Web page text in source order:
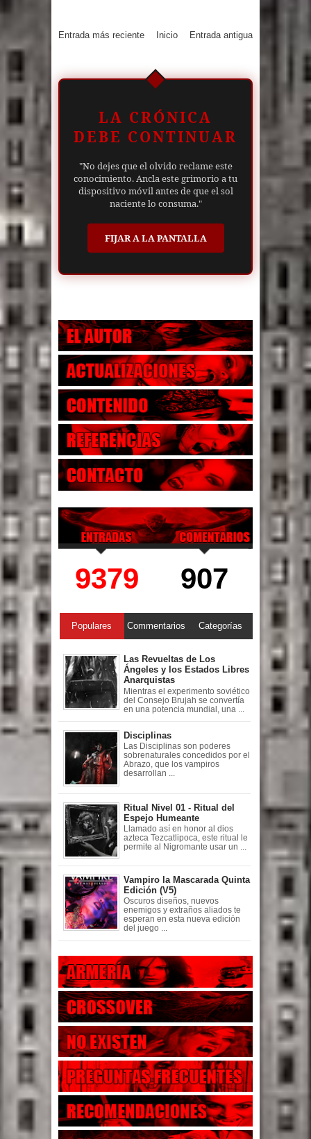
Entrada más reciente Entrada antigua
Inicio
LA CRÓNICA
DEBE CONTINUAR
"No dejes que el olvido reclame este
conocimiento. Ancla este grimorio a tu
dispositivo móvil antes de que el sol
naciente lo consuma."
FIJAR A LA PANTALLA
9379 907
Populares Commentarios Categorías
Las Revueltas de Los
Ángeles y los Estados Libres
Anarquistas
Mientras el experimento soviético
del Consejo Brujah se convertía
en una potencia mundial, una ...
Disciplinas
Las Disciplinas son poderes
sobrenaturales concedidos por el
Abrazo, que los vampiros
desarrollan ...
Ritual Nivel 01 - Ritual del
Espejo Humeante
Llamado así en honor al dios
azteca Tezcatlipoca, este ritual le
permite al Nigromante usar un ...
Vampiro la Mascarada Quinta
Edición (V5)
Oscuros diseños, nuevos
enemigos y extraños aliados te
esperan en esta nueva edición
del juego ...